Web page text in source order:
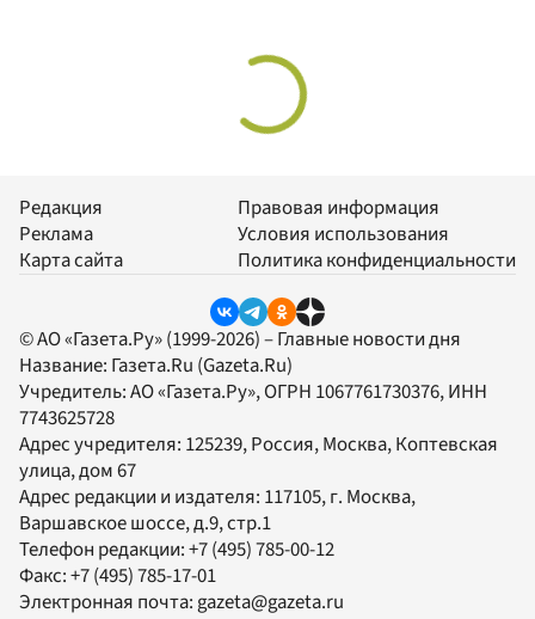
Редакция
Реклама
Карта сайта
Правовая информация
Условия использования
Политика конфиденциальности
© АО «Газета.Ру» (1999-2026) – Главные новости дня
Название: Газета.Ru (Gazeta.Ru)
Учредитель:АО «Газета.Ру», ОГРН 1067761730376, ИНН
7743625728
Адрес учредителя: 125239, Россия, Москва, Коптевская
улица, дом 67
Адрес редакции и издателя: 117105, г. Москва,
Варшавское шоссе, д.9, стр.1
Телефон редакции:+7 (495) 785-00-12
Факс:+7 (495) 785-17-01
Электронная почта:gazeta@gazeta.ru